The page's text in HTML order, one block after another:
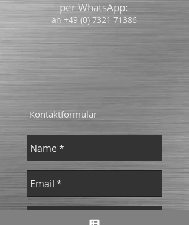
per WhatsApp:
an +49 (0) 7321 71386
Kontaktformular